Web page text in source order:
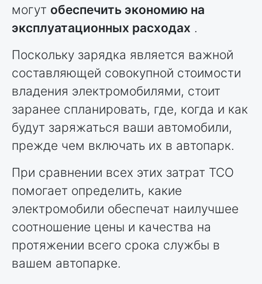
могут обеспечить экономию на
эксплуатационных расходах .
Поскольку зарядка является важной
составляющей совокупной стоимости
владения электромобилями, стоит
заранее спланировать, где, когда и как
будут заряжаться ваши автомобили,
прежде чем включать их в автопарк.
При сравнении всех этих затрат TCO
помогает определить, какие
электромобили обеспечат наилучшее
соотношение цены и качества на
протяжении всего срока службы в
вашем автопарке.